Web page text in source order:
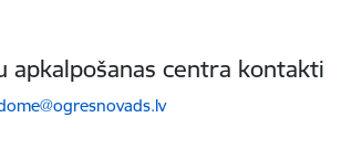
apkalpošanas centra kontakti